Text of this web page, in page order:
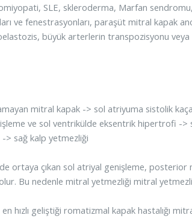
SLE, skleroderma, Marfan
ve fenestrasyonları, paraşüt mitral kapak
büyük arterlerin transpozisyonu
mitral kapak -> sol atriyuma sistolik
ve sol ventrikülde eksentrik hipertrofi -
-> sağ kalp yetmezliği
ortaya çıkan sol atriyal genişleme, posterior
Bu nedenle mitral yetmezliği mitral
hızlı geliştiği romatizmal kapak hastalığı